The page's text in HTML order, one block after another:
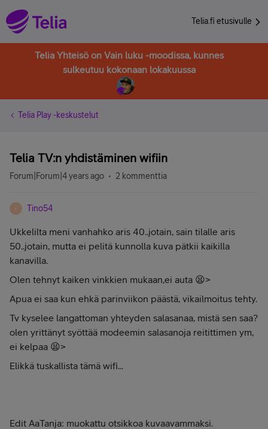
Telia.fi etusivulle
Telia Yhteisö on Vain luku -moodissa, kunnes
sulkeutuu kokonaan lokakuussa
Telia Play -keskustelut
Telia TV:n yhdistäminen wifiin
Forum|Forum|4 years ago 2 kommenttia
T Tino54
Ukkelilta meni vanhahko aris 40..jotain, sain tilalle aris
50..jotain, mutta ei pelitä kunnolla kuva pätkii kaikilla
kanavilla.
Olen tehnyt kaiken vinkkien mukaan,ei auta 😫>
Apua ei saa kun ehkä parinviikon päästä, vikailmoitus tehty.
Tv kyselee langattoman yhteyden salasanaa, mistä sen saa?
olen yrittänyt syöttää modeemin salasanoja reitittimen ym,
ei kelpaa 😫>
Elikkä tuskallista tämä wifi...
Edit AaTanja: muokattu otsikkoa kuvaavammaksi.